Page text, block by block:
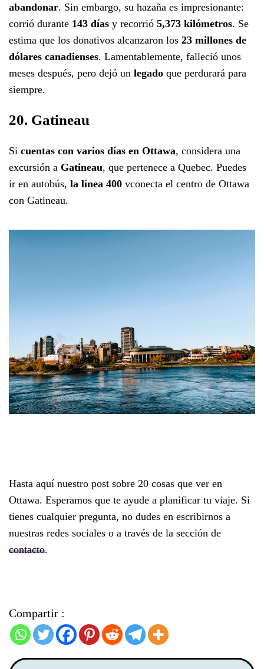
abandonar. Sin embargo, su hazaña es impresionante:
corrió durante 143 días y recorrió 5,373 kilómetros. Se
estima que los donativos alcanzaron los 23 millones de
dólares canadienses. Lamentablemente, falleció unos
meses después, pero dejó un legado que perdurará para
siempre.
20. Gatineau
Si cuentas con varios días en Ottawa, considera una
excursión a Gatineau, que pertenece a Quebec. Puedes
ir en autobús, la línea 400 vconecta el centro de Ottawa
con Gatineau.
Hasta aquí nuestro post sobre 20 cosas que ver en
Ottawa. Esperamos que te ayude a planificar tu viaje. Si
tienes cualquier pregunta, no dudes en escribirnos a
nuestras redes sociales o a través de la sección de
contacto.
Compartir :